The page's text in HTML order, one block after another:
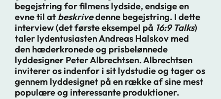
begejstring for filmens lydside, endsige en
evne til at beskrivedenne begejstring. I dette
interview (det første eksempel på 16:9 Talks)
taler lydentusiasten Andreas Halskov med
den hæderkronede og prisbelønnede
lyddesigner Peter Albrechtsen. Albrechtsen
inviterer os indenfor i sit lydstudie og tager os
gennem lyddesignet på en række af sine mest
populære og interessante produktioner.